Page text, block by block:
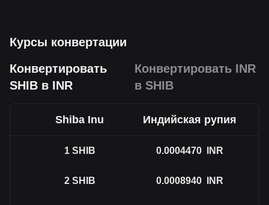
Курсы конвертации
Конвертировать
SHIB в INR
Конвертировать INR
в SHIB
Shiba Inu Индийская рупия
1 SHIB 0.0004470 INR
2 SHIB 0.0008940 INR